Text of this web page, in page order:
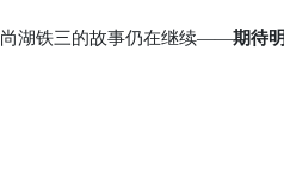
湖铁三的故事仍在继续——期待